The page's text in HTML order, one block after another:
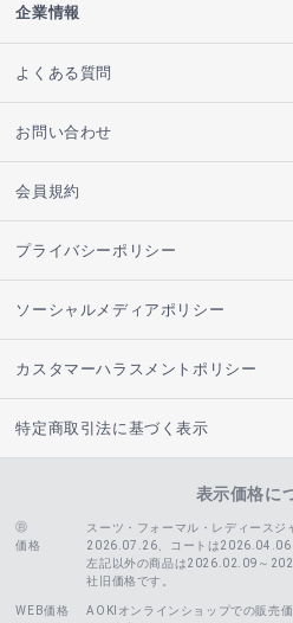
企業情報
よくある質問
お問い合わせ
会員規約
プライバシーポリシー
ソーシャルメディアポリシー
カスタマーハラスメントポリシー
特定商取引法に基づく表示
表示価格に
価格
スーツ・フォーマル・レディース
2026.07.26、コートは2026.04.06
左記以外の商品は2026.02.09～
社旧価格です。
WEB価格
AOKIオンラインショップでの販売